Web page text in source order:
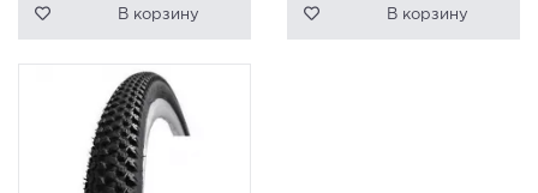
В корзину В корзину